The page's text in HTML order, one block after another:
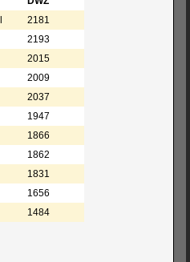
2181
2193
2015
2009
2037
1947
1866
1862
1831
1656
1484